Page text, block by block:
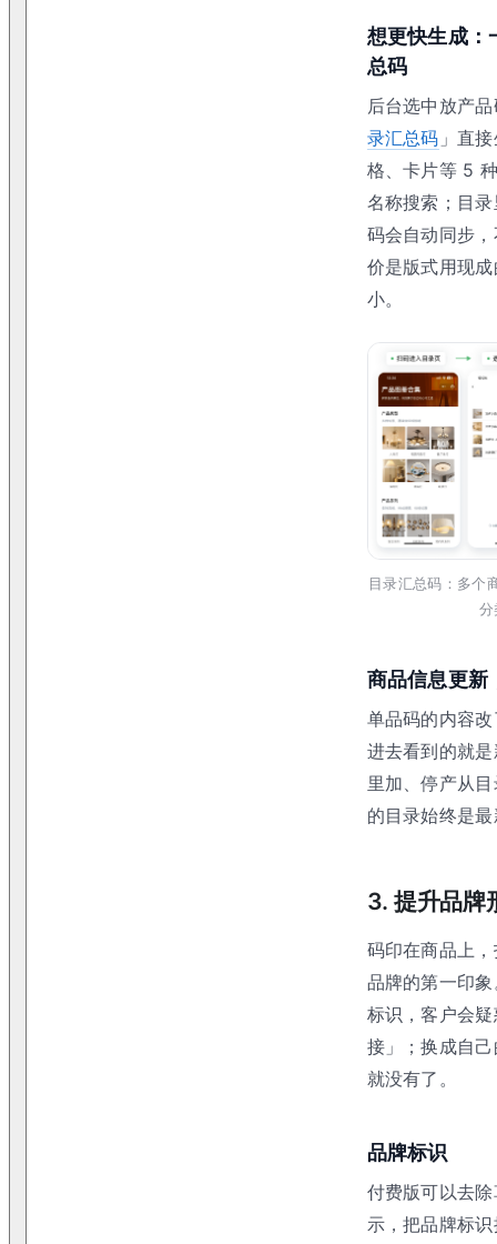
想更快生成：
总码
后台选中放产
录汇总码 」直
格、卡片等 5
名称搜索；目
码会自动同步
价是版式用现
小。
目录汇总码：多个
分
商品信息更新
单品码的内容
进去看到的就
里加、停产从
的目录始终是
3. 提升品牌
码印在商品上
品牌的第一印
标识，客户会
接」；换成自
就没有了。
品牌标识
付费版可以去
示，把品牌标